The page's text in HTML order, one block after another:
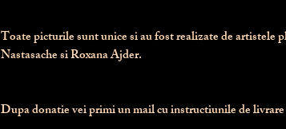
Toate picturile sunt unice si au fost realizate de artistele
Nastasache si Roxana Ajder.
Dupa donatie vei primi un mail cu instructiunile de